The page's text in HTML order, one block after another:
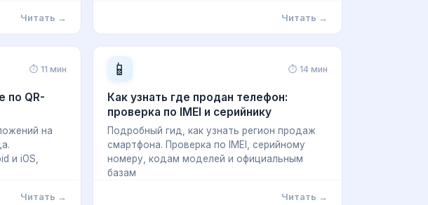
Читать → Читать →
⏱ 11 мин
по QR-
на
и iOS,
Читать →
📱 ⏱ 14 мин
Как узнать где продан телефон:
проверка по IMEI и серийнику
Подробный гид, как узнать регион продаж
смартфона. Проверка по IMEI, серийному
номеру, кодам моделей и официальным
базам
Читать →